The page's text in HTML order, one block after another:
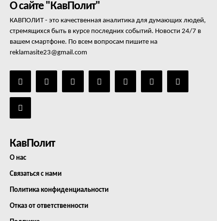
О сайте "КавПолит"
КАВПОЛИТ - это качественная аналитика для думающих людей,
стремящихся быть в курсе последних событий. Новости 24/7 в
вашем смартфоне. По всем вопросам пишите на
reklamasite23@gmail.com
КавПолит
О нас
Связаться с нами
Политика конфиденциальности
Отказ от ответственности